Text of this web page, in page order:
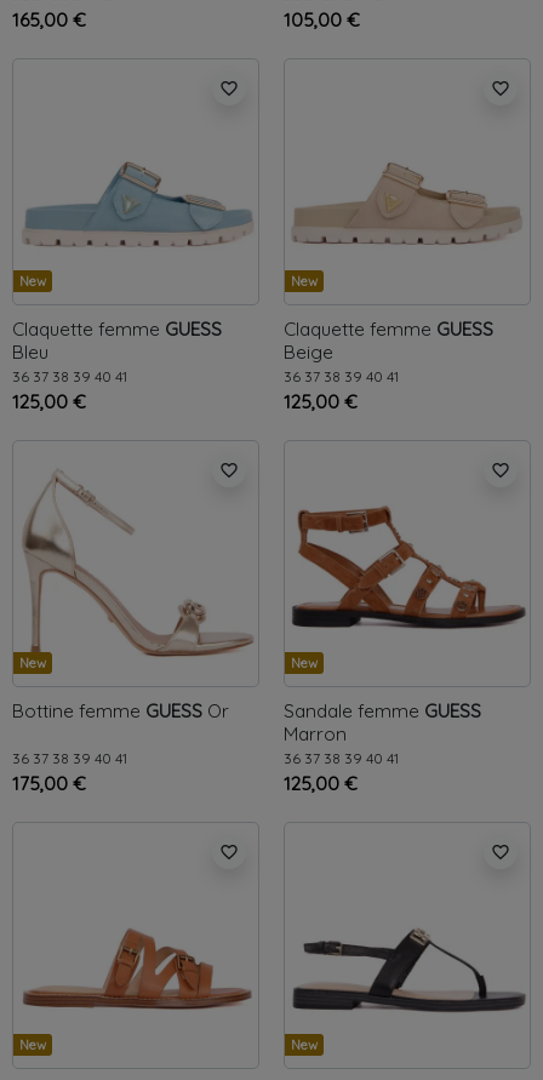
165,00 € 105,00 €
favorite_border
New
Claquette femme GUESS
Bleu
36 37 38 39 40 41
125,00 €
favorite_border
New
Claquette femme GUESS
Beige
36 37 38 39 40 41
125,00 €
favorite_border
New
Bottine femme GUESS Or
36 37 38 39 40 41
175,00 €
favorite_border
New
Sandale femme GUESS
Marron
36 37 38 39 40 41
125,00 €
favorite_border
New
favorite_border
New